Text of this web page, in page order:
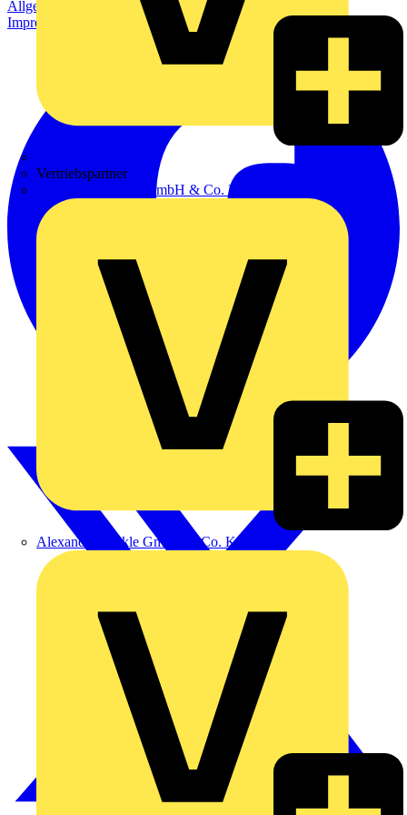
Vertriebspartner
Adalbert Zajadacz GmbH & Co. KG
Alexander Bürkle GmbH & Co. KG
Allgemeine Geschäftsbedingungen
Datenschutzerklärung
Impressum